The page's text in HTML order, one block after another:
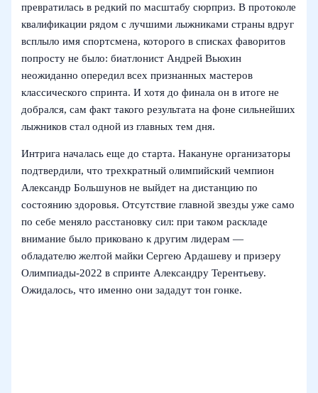
превратилась в редкий по масштабу сюрприз. В протоколе
квалификации рядом с лучшими лыжниками страны вдруг
всплыло имя спортсмена, которого в списках фаворитов
попросту не было: биатлонист Андрей Вьюхин
неожиданно опередил всех признанных мастеров
классического спринта. И хотя до финала он в итоге не
добрался, сам факт такого результата на фоне сильнейших
лыжников стал одной из главных тем дня.
Интрига началась еще до старта. Накануне организаторы
подтвердили, что трехкратный олимпийский чемпион
Александр Большунов не выйдет на дистанцию по
состоянию здоровья. Отсутствие главной звезды уже само
по себе меняло расстановку сил: при таком раскладе
внимание было приковано к другим лидерам —
обладателю желтой майки Сергею Ардашеву и призеру
Олимпиады‑2022 в спринте Александру Терентьеву.
Ожидалось, что именно они зададут тон гонке.